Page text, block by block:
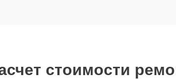
стоимости